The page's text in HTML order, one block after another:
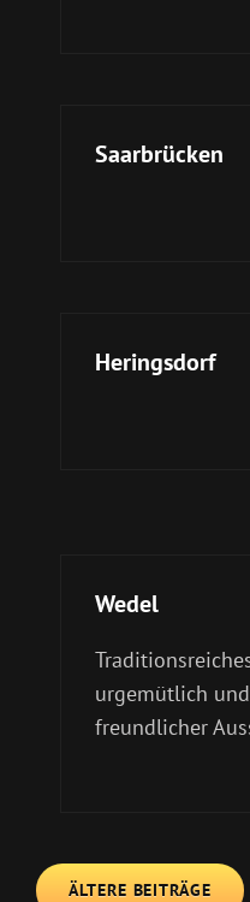
Saarbrücken
Heringsdorf
Wedel
urgemütlich
freundlicher
Beitragsnavigation
ÄLTERE BEITRÄGE